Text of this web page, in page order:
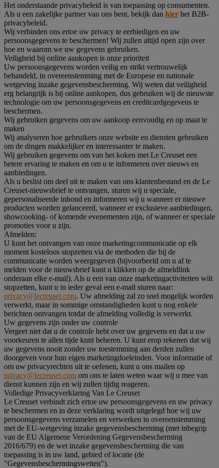
Het onderstaande privacybeleid is van toepassing op consumenten.
Als u een zakelijke partner van ons bent, bekijk dan hier het B2B-
privacybeleid.
Wij verbinden ons ertoe uw privacy te eerbiedigen en uw
persoonsgegevens te beschermen! Wij zullen altijd open zijn over
hoe en waarom we uw gegevens gebruiken.
Veiligheid bij online aankopen is onze prioriteit
Uw persoonsgegevens worden veilig en strikt vertrouwelijk
behandeld, in overeenstemming met de Europese en nationale
wetgeving inzake gegevensbescherming. Wij weten dat veiligheid
erg belangrijk is bij online aankopen, dus gebruiken wij de nieuwste
technologie om uw persoonsgegevens en creditcardgegevens te
beschermen.
Wij gebruiken gegevens om uw aankoop eenvoudig en op maat te
maken
Wij analyseren hoe gebruikers onze website en diensten gebruiken
om de dingen makkelijker en interessanter te maken.
Wij gebruiken gegevens om van het koken met Le Creuset een
betere ervaring te maken en om u te informeren over nieuws en
aanbiedingen.
Als u beslist om deel uit te maken van ons klantenbestand en de Le
Creuset-nieuwsbrief te ontvangen, sturen wij u speciale,
gepersonaliseerde inhoud en informeren wij u wanneer er nieuwe
producten worden gelanceerd, wanneer er exclusieve aanbiedingen,
showcooking- of komende evenementen zijn, of wanneer er speciale
promoties voor u zijn.
Afmelden:
U kunt het ontvangen van onze marketingcommunicatie op elk
moment kosteloos stopzetten via de methoden die bij de
communicatie worden weergegeven (bijvoorbeeld om u af te
melden voor de nieuwsbrief kunt u klikken op de afmeldlink
onderaan elke e-mail). Als u een van onze marketingactiviteiten wilt
stopzetten, kunt u in ieder geval een e-mail sturen naar:
privacy@lecreuset.com. Uw afmelding zal zo snel mogelijk worden
verwerkt, maar in sommige omstandigheden kunt u nog enkele
berichten ontvangen totdat de afmelding volledig is verwerkt.
Uw gegevens zijn onder uw controle
Vergeet niet dat u de controle hebt over uw gegevens en dat u uw
voorkeuren te allen tijde kunt beheren. U kunt erop rekenen dat wij
uw gegevens nooit zonder uw toestemming aan derden zullen
doorgeven voor hun eigen marketingdoeleinden. Voor informatie of
om uw privacyrechten uit te oefenen, kunt u ons mailen op
privacy@lecreuset.com om ons te laten weten waar wij u mee van
dienst kunnen zijn en wij zullen tijdig reageren.
Volledige Privacyverklaring Van Le Creuset
Le Creuset verbindt zich ertoe uw persoonsgegevens en uw privacy
te beschermen en in deze verklaring wordt uitgelegd hoe wij uw
persoonsgegevens verzamelen en verwerken in overeenstemming
met de EU-wetgeving inzake gegevensbescherming (met inbegrip
van de EU Algemene Verordening Gegevensbescherming
2016/679) en de wet inzake gegevensbescherming die van
toepassing is in uw land, gebied of locatie (de
"Gegevensbeschermingswetten").